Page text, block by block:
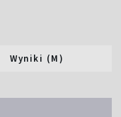
Wyniki (M)